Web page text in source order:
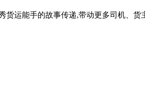
运能手的故事传递,带动更多司机、